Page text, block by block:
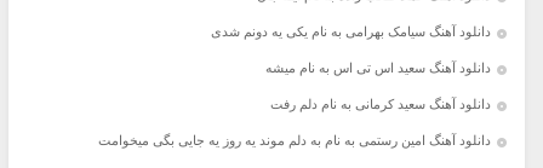
دانلود آهنگ سیامک بهرامی به نام یکی یه دونم شدی
دانلود آهنگ سعید اس تی اس به نام میشه
دانلود آهنگ سعید کرمانی به نام دلم رفت
دانلود آهنگ امین رستمی به نام به دلم موند یه روز یه جایی بگی میخوامت